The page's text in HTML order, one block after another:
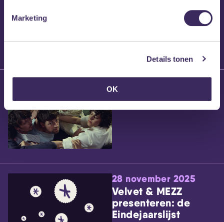
Marketing
Details tonen
OK
Brennt Vanneste
24 maart 2026
Willem’s Blog: Ão
28 november 2025
Velvet & MEZZ
presenteren: de
Eindejaarslijst